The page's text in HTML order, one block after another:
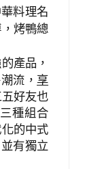
料理名
烤鴨總
產品，
流， 享
好友也
種組合
的中式
有獨立